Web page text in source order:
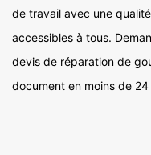
de travail avec une
accessibles à tous.
devis de réparation de
document en moins de 24